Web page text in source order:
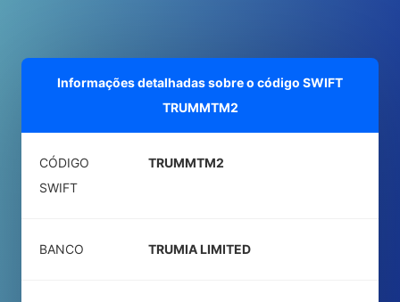
Informações detalhadas sobre o código SWIFT
TRUMMTM2
CÓDIGO
SWIFT
TRUMMTM2
BANCO TRUMIA LIMITED